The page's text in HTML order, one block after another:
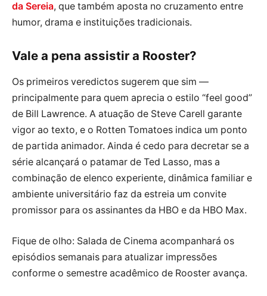
da Sereia, que também aposta no cruzamento entre
humor, drama e instituições tradicionais.
Vale a pena assistir a Rooster?
Os primeiros veredictos sugerem que sim —
principalmente para quem aprecia o estilo “feel good”
de Bill Lawrence. A atuação de Steve Carell garante
vigor ao texto, e o Rotten Tomatoes indica um ponto
de partida animador. Ainda é cedo para decretar se a
série alcançará o patamar de Ted Lasso, mas a
combinação de elenco experiente, dinâmica familiar e
ambiente universitário faz da estreia um convite
promissor para os assinantes da HBO e da HBO Max.
Fique de olho: Salada de Cinema acompanhará os
episódios semanais para atualizar impressões
conforme o semestre acadêmico de Rooster avança.